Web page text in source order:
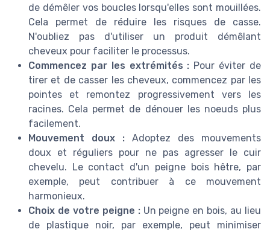
de démêler vos boucles lorsqu'elles sont mouillées.
Cela permet de réduire les risques de casse.
N'oubliez pas d'utiliser un produit démêlant
cheveux pour faciliter le processus.
Commencez par les extrémités : Pour éviter de
tirer et de casser les cheveux, commencez par les
pointes et remontez progressivement vers les
racines. Cela permet de dénouer les noeuds plus
facilement.
Mouvement doux : Adoptez des mouvements
doux et réguliers pour ne pas agresser le cuir
chevelu. Le contact d'un peigne bois hêtre, par
exemple, peut contribuer à ce mouvement
harmonieux.
Choix de votre peigne :Un peigne en bois, au lieu
de plastique noir, par exemple, peut minimiser